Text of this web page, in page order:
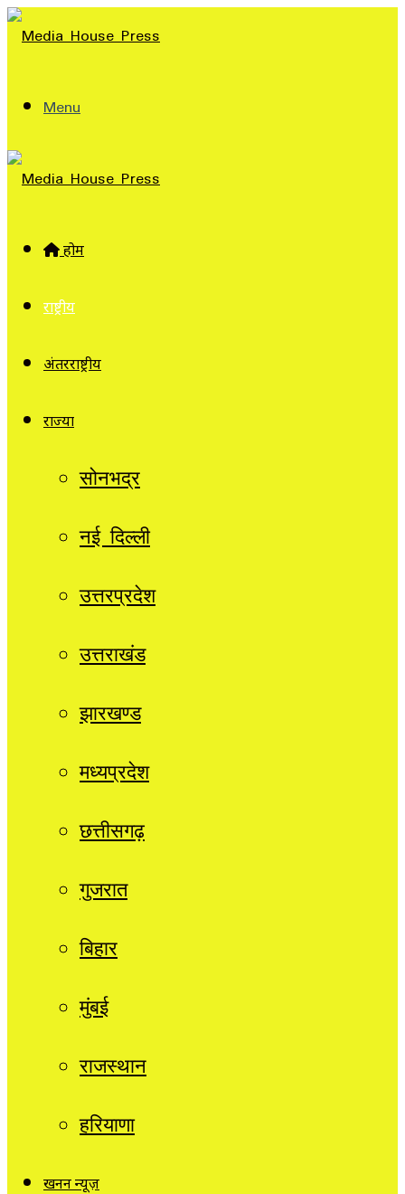
Menu
होम
राष्ट्रीय
अंतरराष्ट्रीय
राज्यों
सोनभद्र
नई दिल्ली
उत्तरप्रदेश
उत्तराखंड
झारखण्ड
मध्यप्रदेश
छत्तीसगढ़
गुजरात
बिहार
मुंबई
राजस्थान
हरियाणा
खनन न्यूज़